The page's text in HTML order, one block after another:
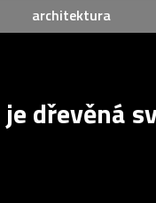
architektura
dřevěná